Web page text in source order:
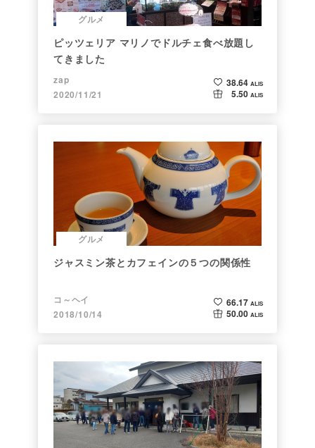
グルメ
ピッツェリア マリノでドルチェ食べ放題し
てきました
zap
2020/11/21
38.64 ALIS
5.50 ALIS
グルメ
ジャスミン茶とカフェインの５つの関係性
コ～ヘイ
2018/10/14
66.17 ALIS
50.00 ALIS